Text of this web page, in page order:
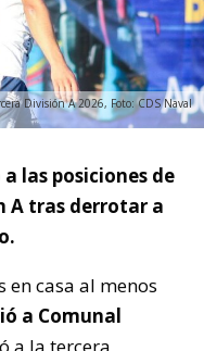
División A 2026, Foto: CDS Naval
las posiciones de
A tras derrotar a
en casa al menos
a Comunal
a la tercera